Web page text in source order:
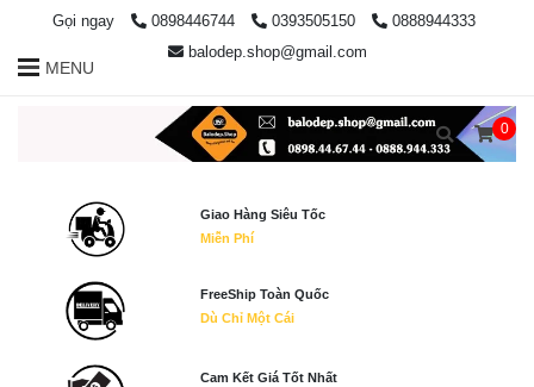
Gọi ngay 0898446744 0393505150
0888944333
balodep.shop@gmail.com
MENU
0
Giao Hàng Siêu Tốc
Miễn Phí
FreeShip Toàn Quốc
Dù Chỉ Một Cái
Cam Kết Giá Tốt Nhất